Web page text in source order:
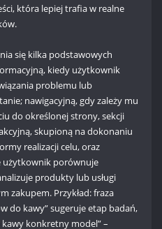
która lepiej trafia w realne
się kilka podstawowych
kiedy użytkownik
problemu lub
nawigacyjną, gdy zależy mu
do określonej strony, sekcji
skupioną na dokonaniu
realizacji celu, oraz
użytkownik porównuje
produkty lub usługi
zakupem. Przykład: fraza
do kawy” sugeruje etap badań,
kawy konkretny model” –